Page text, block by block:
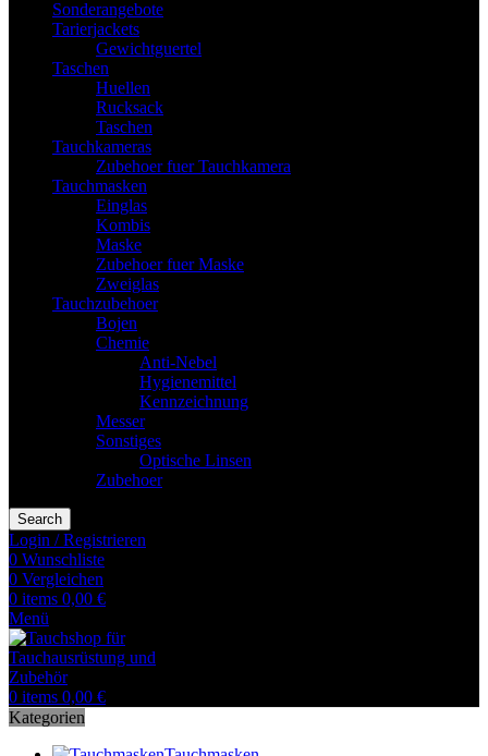
Sonderangebote
Tarierjackets
Gewichtguertel
Taschen
Huellen
Rucksack
Taschen
Tauchkameras
Zubehoer fuer Tauchkamera
Tauchmasken
Einglas
Kombis
Maske
Zubehoer fuer Maske
Zweiglas
Tauchzubehoer
Bojen
Chemie
Anti-Nebel
Hygienemittel
Kennzeichnung
Messer
Sonstiges
Optische Linsen
Zubehoer
Search
Login / Registrieren
0 Wunschliste
0 Vergleichen
0 items 0,00 €
Menü
0 items 0,00 €
Kategorien